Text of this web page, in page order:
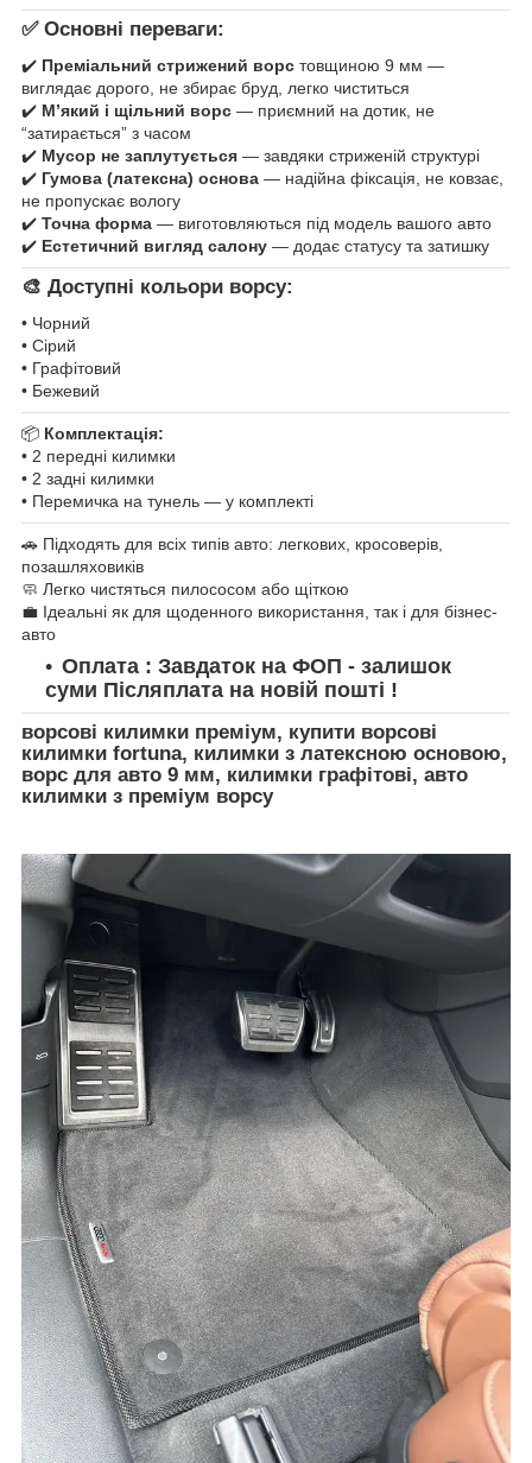
✅ Основні переваги:
✔️ Преміальний стрижений ворс товщиною 9 мм —
виглядає дорого, не збирає бруд, легко чиститься
✔️ М’який і щільний ворс — приємний на дотик, не
“затирається” з часом
✔️ Мусор не заплутується — завдяки стриженій структурі
✔️ Гумова (латексна) основа — надійна фіксація, не ковзає,
не пропускає вологу
✔️ Точна форма — виготовляються під модель вашого авто
✔️ Естетичний вигляд салону — додає статусу та затишку
🎨 Доступні кольори ворсу:
• Чорний
• Сірий
• Графітовий
• Бежевий
📦 Комплектація:
• 2 передні килимки
• 2 задні килимки
• Перемичка на тунель — у комплекті
🚗 Підходять для всіх типів авто: легкових, кросоверів,
позашляховиків
🧼 Легко чистяться пилососом або щіткою
💼 Ідеальні як для щоденного використання, так і для бізнес-
авто
Оплата : Завдаток на ФОП - залишок
суми Післяплата на новій пошті !
ворсові килимки преміум, купити ворсові
килимки fortuna, килимки з латексною основою,
ворс для авто 9 мм, килимки графітові, авто
килимки з преміум ворсу